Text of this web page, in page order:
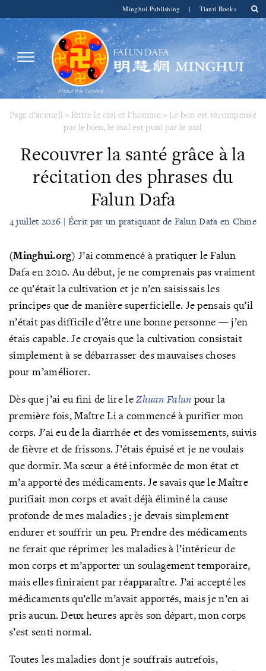
Minghui Publishing | Tianti Books
Page d'accueil > Entre le ciel et l'homme > Le bon est récompensé
par le bien, le mal est puni par le mal
Recouvrer la santé grâce à la
récitation des phrases du
Falun Dafa
4 juillet 2026 | Écrit par un pratiquant de Falun Dafa en Chine
(Minghui.org) J’ai commencé à pratiquer le Falun
Dafa en 2010. Au début, je ne comprenais pas vraiment
ce qu’était la cultivation et je n’en saisissais les
principes que de manière superficielle. Je pensais qu’il
n’était pas difficile d’être une bonne personne — j’en
étais capable. Je croyais que la cultivation consistait
simplement à se débarrasser des mauvaises choses
pour m’améliorer.
Dès que j’ai eu fini de lire leZhuan Falun pour la
première fois, Maître Li a commencé à purifier mon
corps. J’ai eu de la diarrhée et des vomissements, suivis
de fièvre et de frissons. J’étais épuisé et je ne voulais
que dormir. Ma sœur a été informée de mon état et
m’a apporté des médicaments. Je savais que le Maître
purifiait mon corps et avait déjà éliminé la cause
profonde de mes maladies ; je devais simplement
endurer et souffrir un peu. Prendre des médicaments
ne ferait que réprimer les maladies à l’intérieur de
mon corps et m’apporter un soulagement temporaire,
mais elles finiraient par réapparaître. J’ai accepté les
médicaments qu’elle m’avait apportés, mais je n’en ai
pris aucun. Deux heures après son départ, mon corps
s’est senti normal.
Toutes les maladies dont je souffrais autrefois,